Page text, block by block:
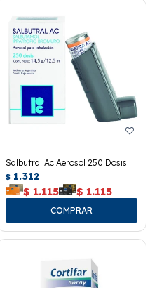
Salbutral Ac Aerosol 250 Dosis.
$ 1.312
$ 1.115 $ 1.115